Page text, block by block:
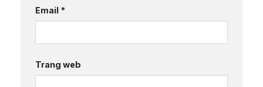
Email *
Trang web